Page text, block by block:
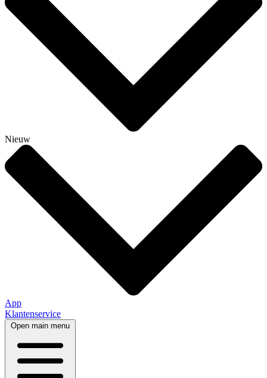
Nieuw
App
Klantenservice
Open main menu